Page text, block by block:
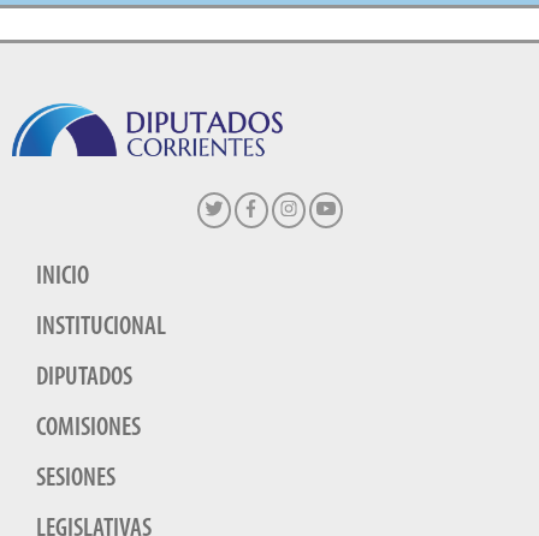
INICIO
INSTITUCIONAL
DIPUTADOS
COMISIONES
SESIONES
LEGISLATIVAS